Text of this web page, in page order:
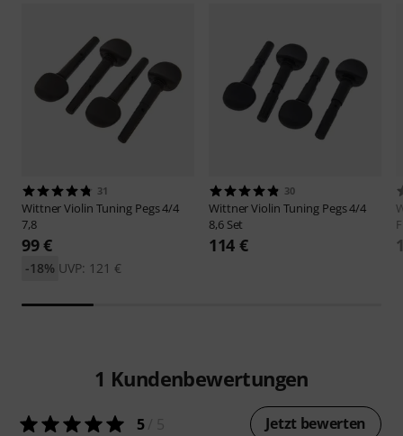
31
WittnerViolin Tuning Pegs 4/4
7,8
99 €
UVP: 121 €
-18%
30
WittnerViolin Tuning Pegs 4/4
8,6 Set
114 €
1 Kundenbewertungen
5/ 5 Jetzt bewerten